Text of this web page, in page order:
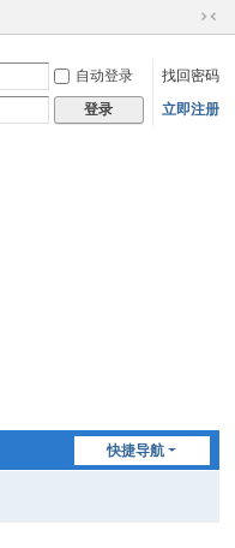
切
到
窄
自动登录
找回密码
登录 立即注册
快捷导航